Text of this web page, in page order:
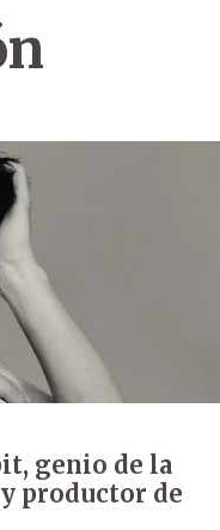
genio de la
productor de